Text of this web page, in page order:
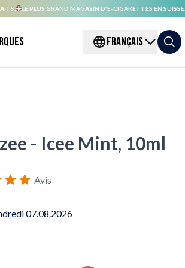
LE PLUS GRAND MAGASIN D'E-CIGARETTES EN SUISSE.
FRANÇAIS
- Icee Mint, 10ml
Avis
07.08.2026